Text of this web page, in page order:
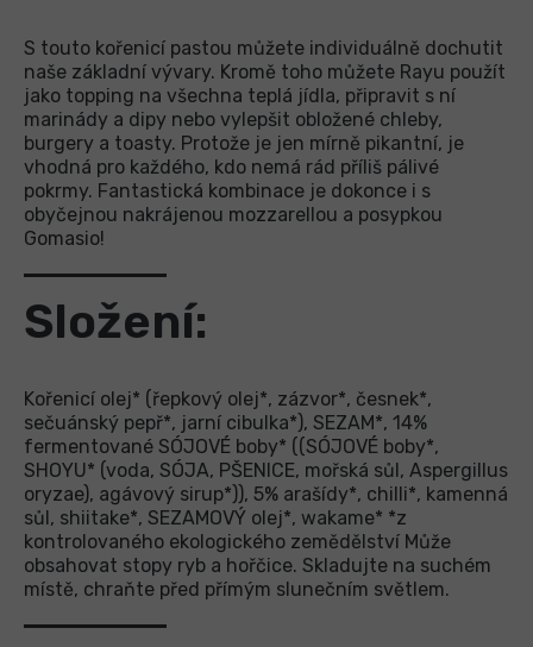
S touto kořenicí pastou můžete individuálně dochutit
naše základní vývary. Kromě toho můžete Rayu použít
jako topping na všechna teplá jídla, připravit s ní
marinády a dipy nebo vylepšit obložené chleby,
burgery a toasty. Protože je jen mírně pikantní, je
vhodná pro každého, kdo nemá rád příliš pálivé
pokrmy. Fantastická kombinace je dokonce i s
obyčejnou nakrájenou mozzarellou a posypkou
Gomasio!
Složení:
Kořenicí olej* (řepkový olej*, zázvor*, česnek*,
sečuánský pepř*, jarní cibulka*), SEZAM*, 14%
fermentované SÓJOVÉ boby* ((SÓJOVÉ boby*,
SHOYU* (voda, SÓJA, PŠENICE, mořská sůl, Aspergillus
oryzae), agávový sirup*)), 5% arašídy*, chilli*, kamenná
sůl, shiitake*, SEZAMOVÝ olej*, wakame* *z
kontrolovaného ekologického zemědělství Může
obsahovat stopy ryb a hořčice. Skladujte na suchém
místě, chraňte před přímým slunečním světlem.